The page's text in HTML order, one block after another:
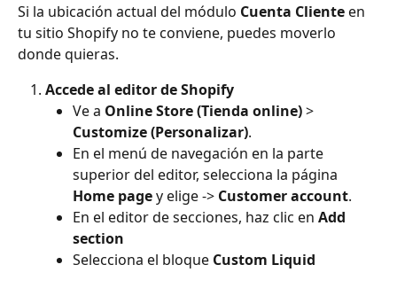
Si la ubicación actual del módulo Cuenta Cliente en
tu sitio Shopify no te conviene, puedes moverlo
donde quieras.
Accede al editor de Shopify
Ve a Online Store (Tienda online) >
Customize (Personalizar).
En el menú de navegación en la parte
superior del editor, selecciona la página
Home page y elige -> Customer account.
En el editor de secciones, haz clic en Add
section
Selecciona el bloque Custom Liquid